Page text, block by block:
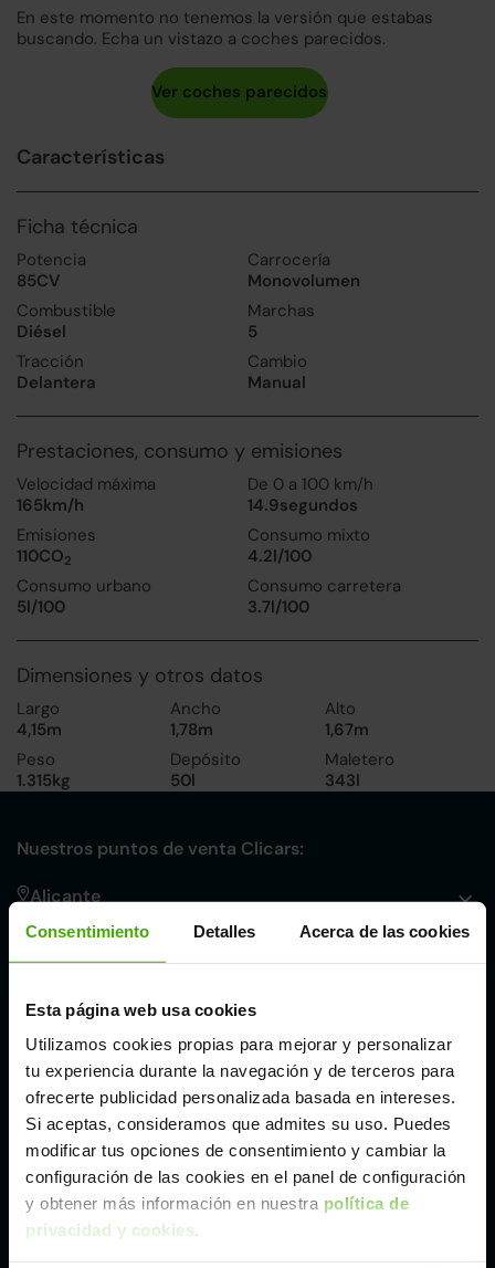
Consentimiento Detalles Acerca de las cookies
Esta página web usa cookies
Utilizamos cookies propias para mejorar y personalizar
tu experiencia durante la navegación y de terceros para
ofrecerte publicidad personalizada basada en intereses.
Si aceptas, consideramos que admites su uso. Puedes
modificar tus opciones de consentimiento y cambiar la
configuración de las cookies en el panel de configuración
y obtener más información en nuestra política de
privacidad y cookies.
En este momento no tenemos la versión que estabas
buscando. Echa un vistazo a coches parecidos.
Características
Ficha técnica
Potencia
85CV
Carrocería
Monovolumen
Combustible
Diésel
Marchas
5
Tracción
Delantera
Cambio
Manual
Prestaciones, consumo y emisiones
Velocidad máxima
165km/h
De 0 a 100 km/h
14.9segundos
Emisiones
110CO2
Consumo mixto
4.2l/100
Consumo urbano
5l/100
Consumo carretera
3.7l/100
Dimensiones y otros datos
Largo
4,15m
Ancho
1,78m
Alto
1,67m
Peso
1.315kg
Depósito
50l
Maletero
343l
Nuestros puntos de venta Clicars:
Alicante
Córdoba
Málaga
Valencia
Zaragoza